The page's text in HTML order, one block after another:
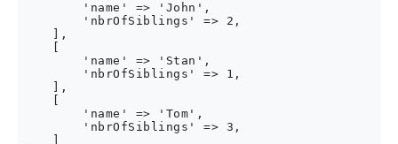
        'name' => 'John',
        'nbrOfSiblings' => 2,
    ],
        'name' => 'Stan',
        'nbrOfSiblings' => 1,
    ],
        'name' => 'Tom',
        'nbrOfSiblings' => 3,